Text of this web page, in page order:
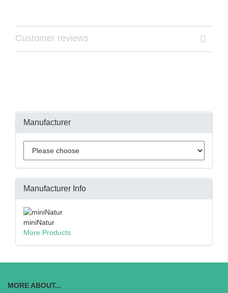
Customer reviews
Manufacturer
Manufacturer Info
miniNatur
More Products
MORE ABOUT...